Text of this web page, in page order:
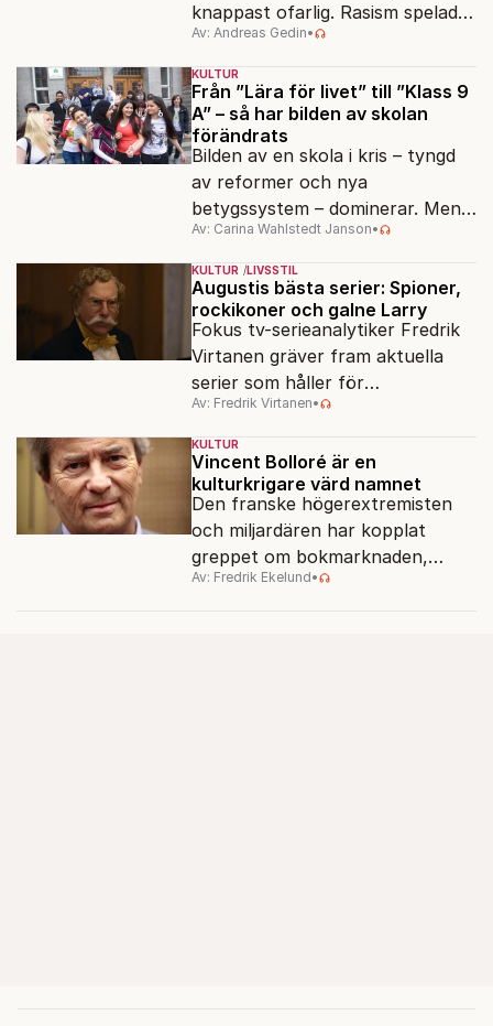
knappast ofarlig. Rasism spelades
ned i förmån för "kultur". Känns
det igen?
Av: Andreas Gedin•
KULTUR
Från ”Lära för livet” till ”Klass 9
A” – så har bilden av skolan
förändrats
Bilden av en skola i kris – tyngd
av reformer och nya
betygssystem – dominerar. Men
vem äger berättelsen om skolan?
Av: Carina Wahlstedt Janson•
KULTUR LIVSSTIL
Augustis bästa serier: Spioner,
rockikoner och galne Larry
Fokus tv-serieanalytiker Fredrik
Virtanen gräver fram aktuella
serier som håller för
augustisoffan – när
sensommarmörkret smyger sig
på och tv-utbudet blir din bästa
vän.
Av: Fredrik Virtanen•
KULTUR
Vincent Bolloré är en
kulturkrigare värd namnet
Den franske högerextremisten
och miljardären har kopplat
greppet om bokmarknaden,
filmbolag, tv- och radiokanaler.
Av: Fredrik Ekelund•